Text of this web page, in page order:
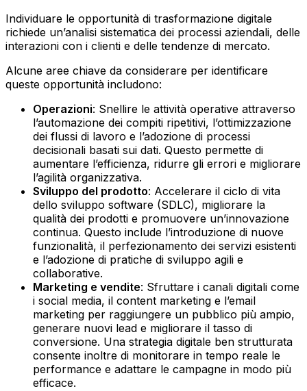
Individuare le opportunità di trasformazione digitale
richiede un’analisi sistematica dei processi aziendali, delle
interazioni con i clienti e delle tendenze di mercato.
Alcune aree chiave da considerare per identificare
queste opportunità includono:
Operazioni: Snellire le attività operative attraverso
l’automazione dei compiti ripetitivi, l’ottimizzazione
dei flussi di lavoro e l’adozione di processi
decisionali basati sui dati. Questo permette di
aumentare l’efficienza, ridurre gli errori e migliorare
l’agilità organizzativa.
Sviluppo del prodotto: Accelerare il ciclo di vita
dello sviluppo software (SDLC), migliorare la
qualità dei prodotti e promuovere un’innovazione
continua. Questo include l’introduzione di nuove
funzionalità, il perfezionamento dei servizi esistenti
e l’adozione di pratiche di sviluppo agili e
collaborative.
Marketing e vendite: Sfruttare i canali digitali come
i social media, il content marketing e l’email
marketing per raggiungere un pubblico più ampio,
generare nuovi lead e migliorare il tasso di
conversione. Una strategia digitale ben strutturata
consente inoltre di monitorare in tempo reale le
performance e adattare le campagne in modo più
efficace.